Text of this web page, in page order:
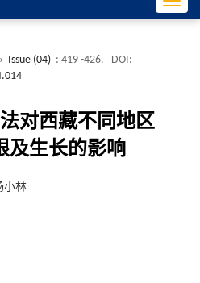
Issue (04) : 419 -426.
DOI:
对西藏不同地区
及生长的影响
小林